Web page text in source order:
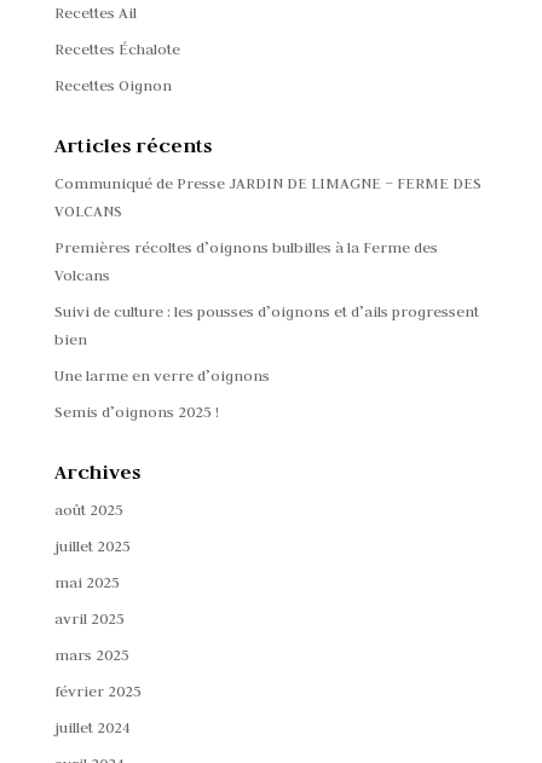
Recettes Ail
Recettes Échalote
Recettes Oignon
Articles récents
Communiqué de Presse JARDIN DE LIMAGNE – FERME DES
VOLCANS
Premières récoltes d’oignons bulbilles à la Ferme des
Volcans
Suivi de culture : les pousses d’oignons et d’ails progressent
bien
Une larme en verre d’oignons
Semis d’oignons 2025 !
Archives
août 2025
juillet 2025
mai 2025
avril 2025
mars 2025
février 2025
juillet 2024